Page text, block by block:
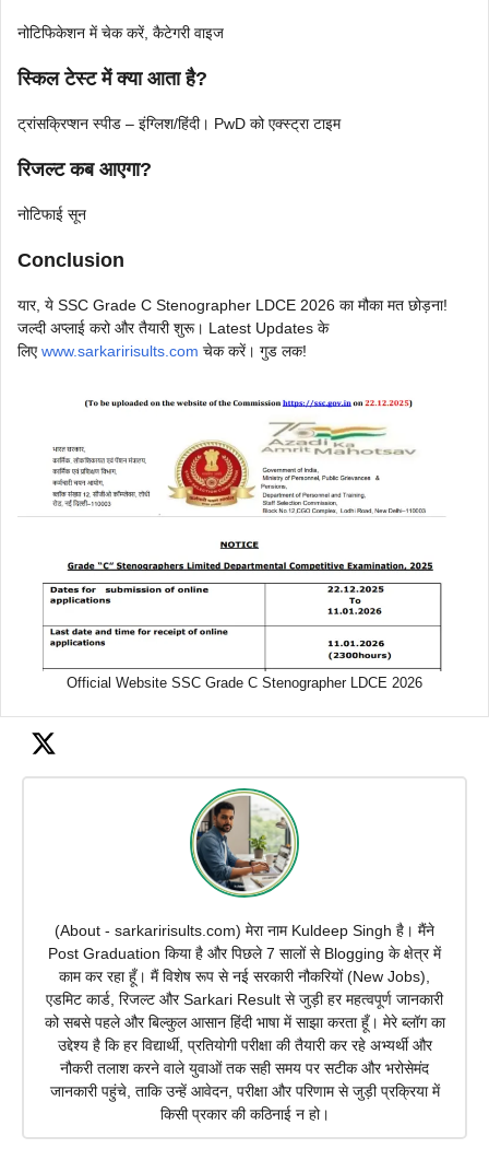
नोटिफिकेशन में चेक करें, कैटेगरी वाइज
स्किल टेस्ट में क्या आता है?
ट्रांसक्रिप्शन स्पीड – इंग्लिश/हिंदी। PwD को एक्स्ट्रा टाइम
रिजल्ट कब आएगा?
नोटिफाई सून
Conclusion
यार, ये SSC Grade C Stenographer LDCE 2026 का मौका मत छोड़ना!
जल्दी अप्लाई करो और तैयारी शुरू। Latest Updates के
लिएwww.sarkaririsults.com चेक करें। गुड लक!
Official Website SSC Grade C Stenographer LDCE 2026
(About - sarkaririsults.com) मेरा नाम Kuldeep Singh है। मैंने
Post Graduation किया है और पिछले 7 सालों से Blogging के क्षेत्र में
काम कर रहा हूँ। मैं विशेष रूप से नई सरकारी नौकरियों (New Jobs),
एडमिट कार्ड, रिजल्ट और Sarkari Result से जुड़ी हर महत्वपूर्ण जानकारी
को सबसे पहले और बिल्कुल आसान हिंदी भाषा में साझा करता हूँ। मेरे ब्लॉग का
उद्देश्य है कि हर विद्यार्थी, प्रतियोगी परीक्षा की तैयारी कर रहे अभ्यर्थी और
नौकरी तलाश करने वाले युवाओं तक सही समय पर सटीक और भरोसेमंद
जानकारी पहुंचे, ताकि उन्हें आवेदन, परीक्षा और परिणाम से जुड़ी प्रक्रिया में
किसी प्रकार की कठिनाई न हो।